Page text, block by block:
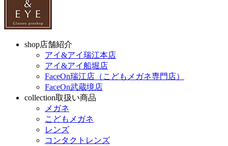
shop店舗紹介
アイ&アイ瑞江本店
アイ&アイ船堀店
FaceOn瑞江店（こどもメガネ専門店）
FaceOn武蔵境店
collection取扱い商品
メガネ
こどもメガネ
レンズ
コンタクトレンズ